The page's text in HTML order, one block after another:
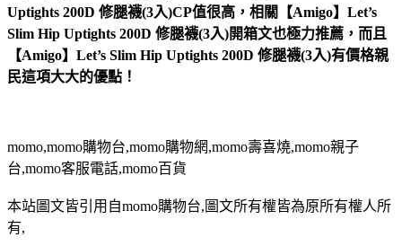
Uptights 200D 修腿襪(3入)CP值很高，相關【Amigo】Let’s
Slim Hip Uptights 200D 修腿襪(3入)開箱文也極力推薦，而且
【Amigo】Let’s Slim Hip Uptights 200D 修腿襪(3入)有價格親
民這項大大的優點！
momo,momo購物台,momo購物網,momo壽喜燒,momo親子
台,momo客服電話,momo百貨
本站圖文皆引用自momo購物台,圖文所有權皆為原所有權人所
有,